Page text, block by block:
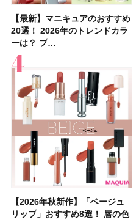
【最新】マニキュアのおすすめ
20選！ 2026年のトレンドカラ
ーは？ プ…
【2026年秋新作】「ベージュ
リップ」おすすめ8選！ 唇の色
【石井美保さん】おすすめの
「ブライトニング」11選！ ス
キンケアからサプ…
【2026夏】「シートマスク・
パック」ランキングTOP5！＜
【最新】マニキュアのおすすめ
20選！ 2026年のトレンドカラ
ーは？ プ…
【2026年秋新作】「ベージュ
リップ」おすすめ8選！ 唇の色
【2026年】ボディ用日焼け止
めUVのおすすめ20選！ この夏
注目の人気…
【ニベア】美容液リップクリー
ム＆ボディスクラブが新登場！
【2026夏】「歯磨き粉・オー
ラルケア」ランキングTOP5！
＜美容マニア…
【2026夏】「インナーケア・
サプリ」ランキングTOP5！＜
【2026年夏】おすすめの髪型
36選！ショート・ボブ・ミディ
アム・ロング…
【最新】髪のうねり・広がり・
くせ毛におすすめのシャンプー
【鈴木えみさんの愛用品30選】
コスメ・スキンケア・ヘアケア
etc.お気に…
【2026年8月の一粒万倍日】お
すすめの開運コスメ＆美容アイ
【ルナソルアイシャドウ】アイ
カラーレーションN新色・限定
色をイエベ・ブ…
【ジョー マローン ロンドン】
大人気フレグランス「ウッド